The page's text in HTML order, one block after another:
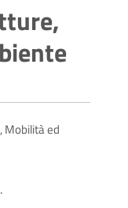
Mobilità ed
.